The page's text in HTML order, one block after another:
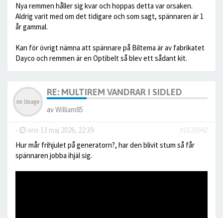
Nya remmen håller sig kvar och hoppas detta var orsaken.
Aldrig varit med om det tidigare och som sagt, spännaren är 1
år gammal.
Kan för övrigt nämna att spännare på Biltema är av fabrikatet
Dayco och remmen är en Optibelt så blev ett sådant kit.
RE: MULTIREM VANDRAR I SIDLED
avWilliam85
- ons 13 maj 2026, 22:39
#1628942
Hur mår frihjulet på generatorn?, har den blivit stum så får
spännaren jobba ihjäl sig.